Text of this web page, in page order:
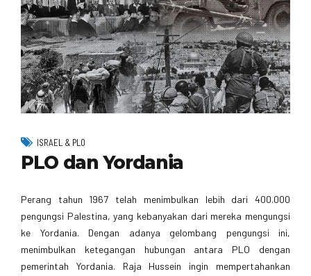
ISRAEL & PLO
PLO dan Yordania
Perang tahun 1967 telah menimbulkan lebih dari 400.000
pengungsi Palestina, yang kebanyakan dari mereka mengungsi
ke Yordania. Dengan adanya gelombang pengungsi ini,
menimbulkan ketegangan hubungan antara PLO dengan
pemerintah Yordania. Raja Hussein ingin mempertahankan